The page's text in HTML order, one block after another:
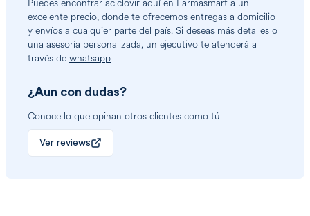
Puedes encontrar aciclovir aquí en Farmasmart a un
excelente precio, donde te ofrecemos entregas a domicilio
y envíos a cualquier parte del país. Si deseas más detalles o
una asesoría personalizada, un ejecutivo te atenderá a
través de whatsapp
¿Aun con dudas?
Conoce lo que opinan otros clientes como tú
Ver reviews